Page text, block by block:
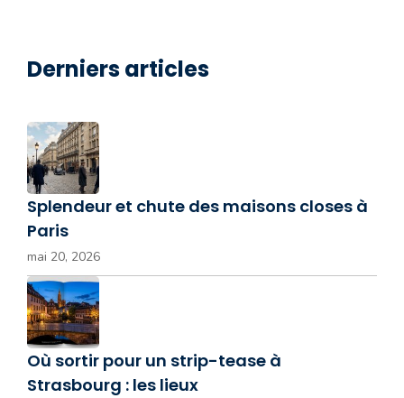
Derniers articles
Splendeur et chute des maisons closes à
Paris
mai 20, 2026
Où sortir pour un strip-tease à
Strasbourg : les lieux